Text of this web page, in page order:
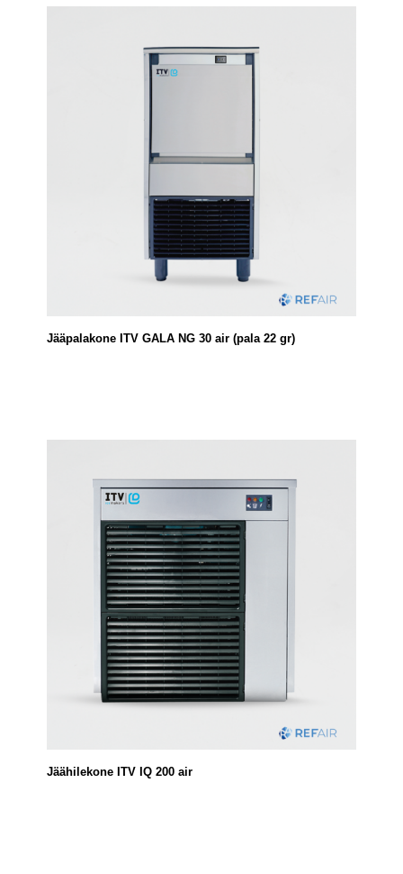
Jääpalakone ITV GALA NG 30 air (pala 22 gr)
Jäähilekone ITV IQ 200 air